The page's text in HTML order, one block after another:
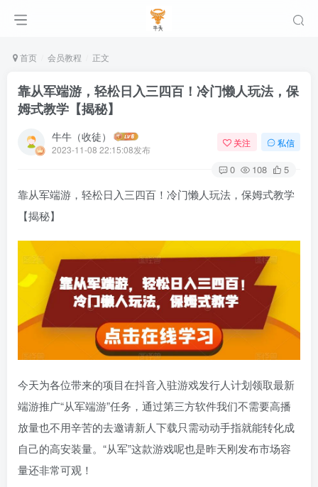
首页 会员教程 正文
靠从军端游，轻松日入三四百！冷门懒人玩法，保
姆式教学【揭秘】
牛牛（收徒）
2023-11-08 22:15:08发布
关注 私信
0 108 5
靠从军端游，轻松日入三四百！冷门懒人玩法，保姆式教学
【揭秘】
今天为各位带来的项目在抖音入驻游戏发行人计划领取最新
端游推广“从军端游”任务，通过第三方软件我们不需要高播
放量也不用辛苦的去邀请新人下载只需动动手指就能转化成
自己的高安装量。“从军”这款游戏呢也是昨天刚发布市场容
量还非常可观！